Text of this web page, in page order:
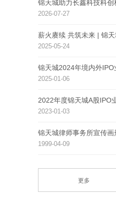
锦天城助力长鑫科技科创
2026-07-27
薪火赓续 共筑未来 | 锦
2025-05-24
锦天城2024年境内外
2025-01-06
2022年度锦天城A股IPO
2023-01-03
锦天城律师事务所宣传画
1999-04-09
更多